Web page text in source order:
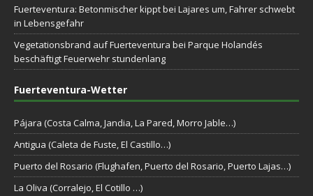
Fuerteventura: Betonmischer kippt bei Lajares um, Fahrer schwebt
in Lebensgefahr
Vegetationsbrand auf Fuerteventura bei Parque Holandés
beschäftigt Feuerwehr stundenlang
Fuerteventura-Wetter
Pájara (Costa Calma, Jandia, La Pared, Morro Jable…)
Antigua (Caleta de Fuste, El Castillo…)
Puerto del Rosario (Flughafen, Puerto del Rosario, Puerto Lajas…)
La Oliva (Corralejo, El Cotillo …)